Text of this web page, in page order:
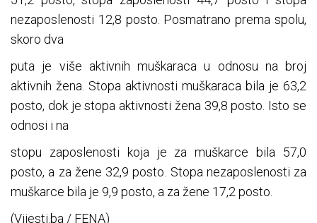
nezaposlenosti 12,8 posto. Posmatrano prema spolu,
skoro dva
puta je više aktivnih muškaraca u odnosu na broj
aktivnih žena. Stopa aktivnosti muškaraca bila je 63,2
posto, dok je stopa aktivnosti žena 39,8 posto. Isto se
odnosi i na
stopu zaposlenosti koja je za muškarce bila 57,0
posto, a za žene 32,9 posto. Stopa nezaposlenosti za
muškarce bila je 9,9 posto, a za žene 17,2 posto.
(Vijesti.ba / FENA)